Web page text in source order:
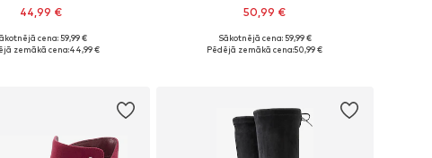
44,99 €
36, 37, 38, 39, 40, 41
cena: 59,99 €
zemākā cena:44,99 €
50,99 €
Pieejamie izmēri: 36, 37, 39, 40, 41, 42
Sākotnējā cena: 59,99 €
Pēdējā zemākā cena:50,99 €